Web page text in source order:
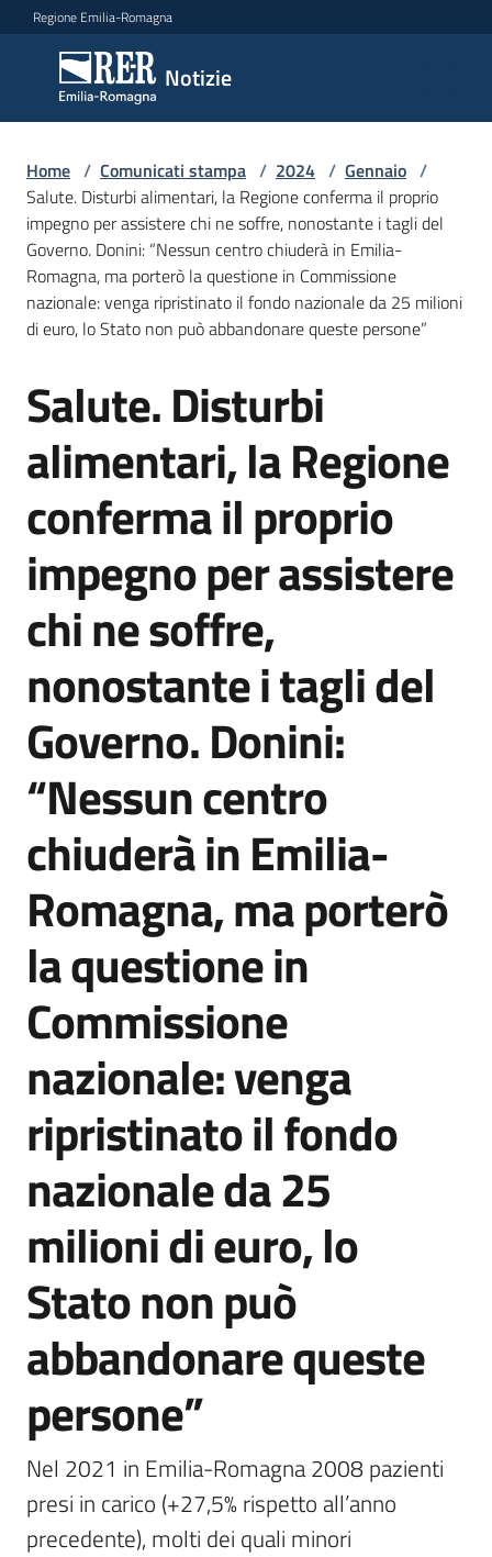
Vai al contenuto
Vai alla navigazione
Vai al footer
Regione Emilia-Romagna
Notizie
Notizie
Comunicati
stampa
Menu selezionato
Cerca
un
comunicato
Agenzia
di
informazione
e
comunicazione
Seguici
su
Home / Comunicati stampa / 2024 / Gennaio /
Salute. Disturbi alimentari, la Regione conferma il proprio
impegno per assistere chi ne soffre, nonostante i tagli del
Governo. Donini: “Nessun centro chiuderà in Emilia-
Romagna, ma porterò la questione in Commissione
nazionale: venga ripristinato il fondo nazionale da 25 milioni
di euro, lo Stato non può abbandonare queste persone”
Salta al contenuto
Salute. Disturbi
alimentari, la Regione
conferma il proprio
impegno per assistere
chi ne soffre,
nonostante i tagli del
Governo. Donini:
“Nessun centro
chiuderà in Emilia-
Romagna, ma porterò
la questione in
Commissione
nazionale: venga
ripristinato il fondo
nazionale da 25
milioni di euro, lo
Stato non può
abbandonare queste
persone”
Nel 2021 in Emilia-Romagna 2008 pazienti
presi in carico (+27,5% rispetto all’anno
precedente), molti dei quali minori